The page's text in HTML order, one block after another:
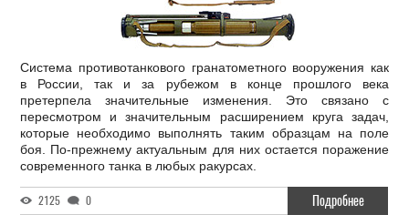
Система противотанкового гранатометного вооружения как
в России, так и за рубежом в конце прошлого века
претерпела значительные изменения. Это связано с
пересмотром и значительным расширением круга задач,
которые необходимо выполнять таким образцам на поле
боя. По-прежнему актуальным для них остается поражение
современного танка в любых ракурсах.
2125 0 Подробнее